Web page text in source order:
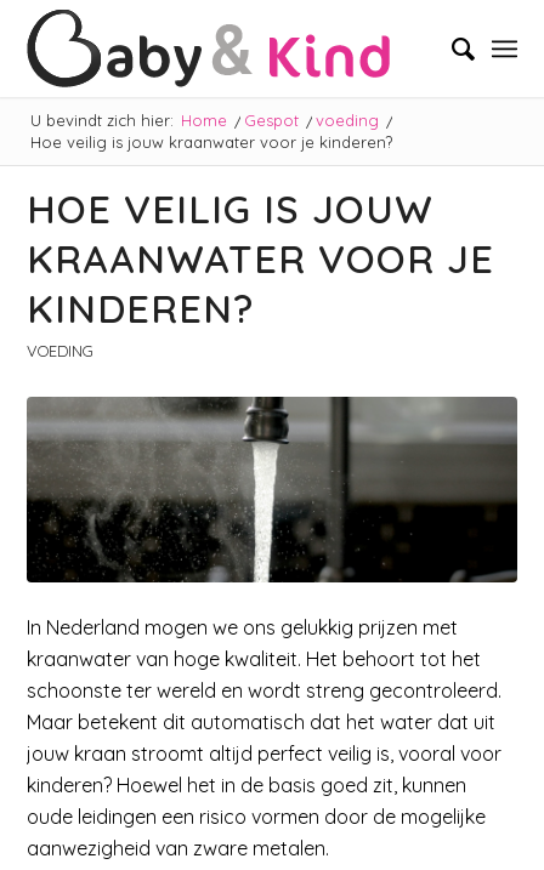
U bevindt zich hier: Home / Gespot / voeding /
Hoe veilig is jouw kraanwater voor je kinderen?
HOE VEILIG IS JOUW
KRAANWATER VOOR JE
KINDEREN?
VOEDING
In Nederland mogen we ons gelukkig prijzen met
kraanwater van hoge kwaliteit. Het behoort tot het
schoonste ter wereld en wordt streng gecontroleerd.
Maar betekent dit automatisch dat het water dat uit
jouw kraan stroomt altijd perfect veilig is, vooral voor
kinderen? Hoewel het in de basis goed zit, kunnen
oude leidingen een risico vormen door de mogelijke
aanwezigheid van zware metalen.